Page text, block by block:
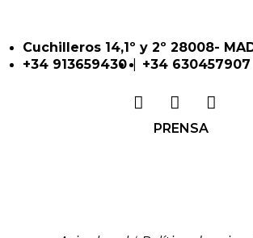
Cuchilleros 14,1º y 2º 28008-
+34 913659430 | +34 630457907
PRENSA